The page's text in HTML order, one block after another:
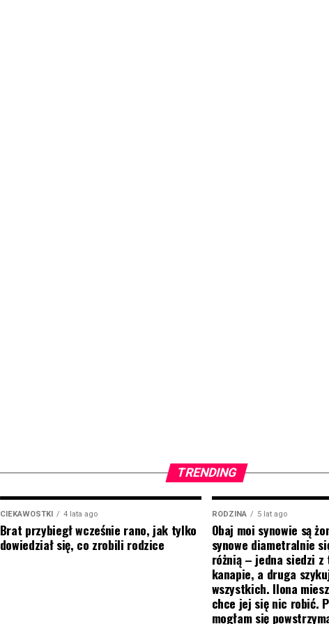
TRENDING
CIEKAWOSTKI 4 lata ago
Brat przybiegł wcześnie rano, jak tylko
dowiedział się, co zrobili rodzice
RODZINA 5 lat ago
Obaj moi synowie są
synowe diametralnie
różnią – jedna siedzi
kanapie, a druga
wszystkich. Ilona
chce jej się nic robić.
mogłam się